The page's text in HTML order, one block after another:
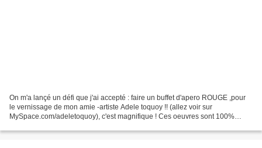
On m'a lançé un défi que j'ai accepté : faire un buffet d'apero ROUGE ,pour
le vernissage de mon amie -artiste Adele toquoy !! (allez voir sur
MySpace.com/adeletoquoy), c'est magnifique ! Ces oeuvres sont 100%